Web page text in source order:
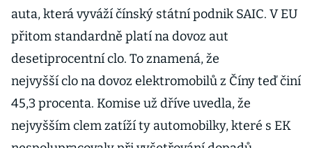
auta, která vyváží čínský státní podnik SAIC. V EU
přitom standardně platí na dovoz aut
desetiprocentní clo. To znamená, že
nejvyšší clo na dovoz elektromobilů z Číny teď činí
45,3 procenta. Komise už dříve uvedla, že
nejvyšším clem zatíží ty automobilky, které s EK